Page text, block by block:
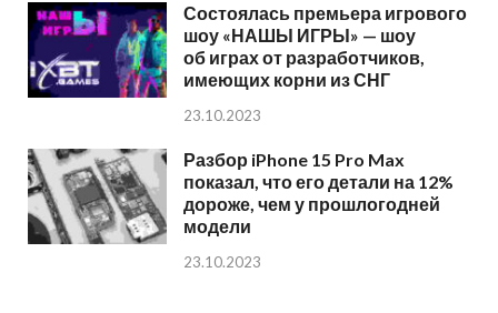
Состоялась премьера игрового
шоу «НАШЫ ИГРЫ» — шоу
об играх от разработчиков,
имеющих корни из СНГ
23.10.2023
Разбор iPhone 15 Pro Max
показал, что его детали на 12%
дороже, чем у прошлогодней
модели
23.10.2023